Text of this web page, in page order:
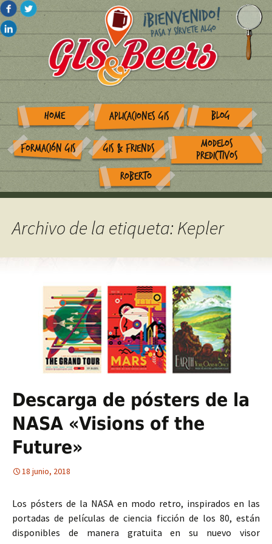
HOME APLICACIONES GIS BLOG
FORMACIÓN GIS GIS & FRIENDS
MODELOS
PREDICTIVOS
ROBERTO
Archivo de la etiqueta: Kepler
Descarga de pósters de la
NASA «Visions of the
Future»
18 junio, 2018
Los pósters de la NASA en modo retro, inspirados en las
portadas de películas de ciencia ficción de los 80, están
disponibles de manera gratuita en su nuevo visor